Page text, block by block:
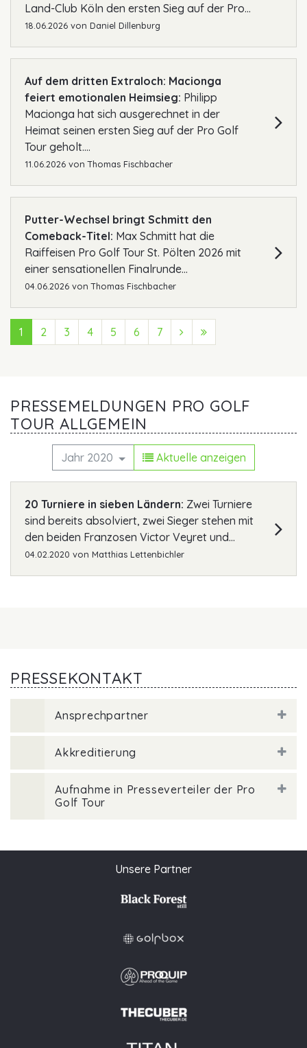
Land-Club Köln den ersten Sieg auf der Pro...
18.06.2026 von Daniel Dillenburg
Auf dem dritten Extraloch: Macionga
feiert emotionalen Heimsieg: Philipp
Macionga hat sich ausgerechnet in der
Heimat seinen ersten Sieg auf der Pro Golf
Tour geholt....
11.06.2026 vonThomas Fischbacher
Putter-Wechsel bringt Schmitt den
Comeback-Titel: Max Schmitt hat die
Raiffeisen Pro Golf Tour St. Pölten 2026 mit
einer sensationellen Finalrunde...
04.06.2026 vonThomas Fischbacher
1 2 3 4 5 6 7 Next (Vorwärts)
PRESSEMELDUNGEN PRO GOLF
TOUR ALLGEMEIN
Jahr 2020 Aktuelle anzeigen
20 Turniere in sieben Ländern: Zwei Turniere
sind bereits absolviert, zwei Sieger stehen mit
den beiden Franzosen Victor Veyret und...
04.02.2020 von Matthias Lettenbichler
PRESSEKONTAKT
Ansprechpartner
Akkreditierung
Aufnahme in Presseverteiler der Pro
Golf Tour
Unsere Partner